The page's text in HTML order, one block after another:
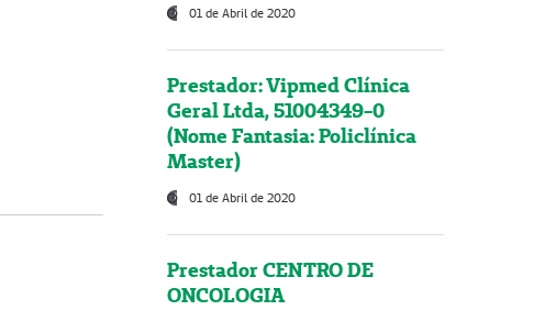
01 de Abril de 2020
Prestador: Vipmed Clínica
Geral Ltda, 51004349-0
(Nome Fantasia: Policlínica
Master)
01 de Abril de 2020
Prestador CENTRO DE
ONCOLOGIA